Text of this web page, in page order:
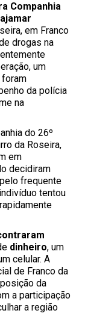
Companhia
em Franco
drogas na
um
da polícia
na
do 26º
da Roseira,
em
decidiram
frequente
tentou
dinheiro, um
celular. A
de Franco da
da
a participação
a região